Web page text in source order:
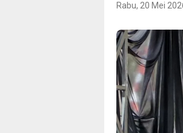
Rabu, 20 Mei